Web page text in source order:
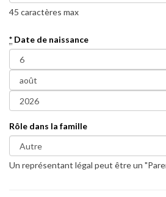
45 caractères max
* Date de naissance
Rôle dans la famille
Un représentant légal peut être un